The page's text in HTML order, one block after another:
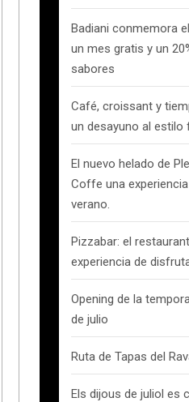
Badiani conmemora
un mes gratis y un
sabores
Café, croissant y
un desayuno al
El nuevo helado de
Coffe una
verano.
Pizzabar: el
experiencia de
Opening de la
de julio
Ruta de Tapas del
Els dijous de juliol es